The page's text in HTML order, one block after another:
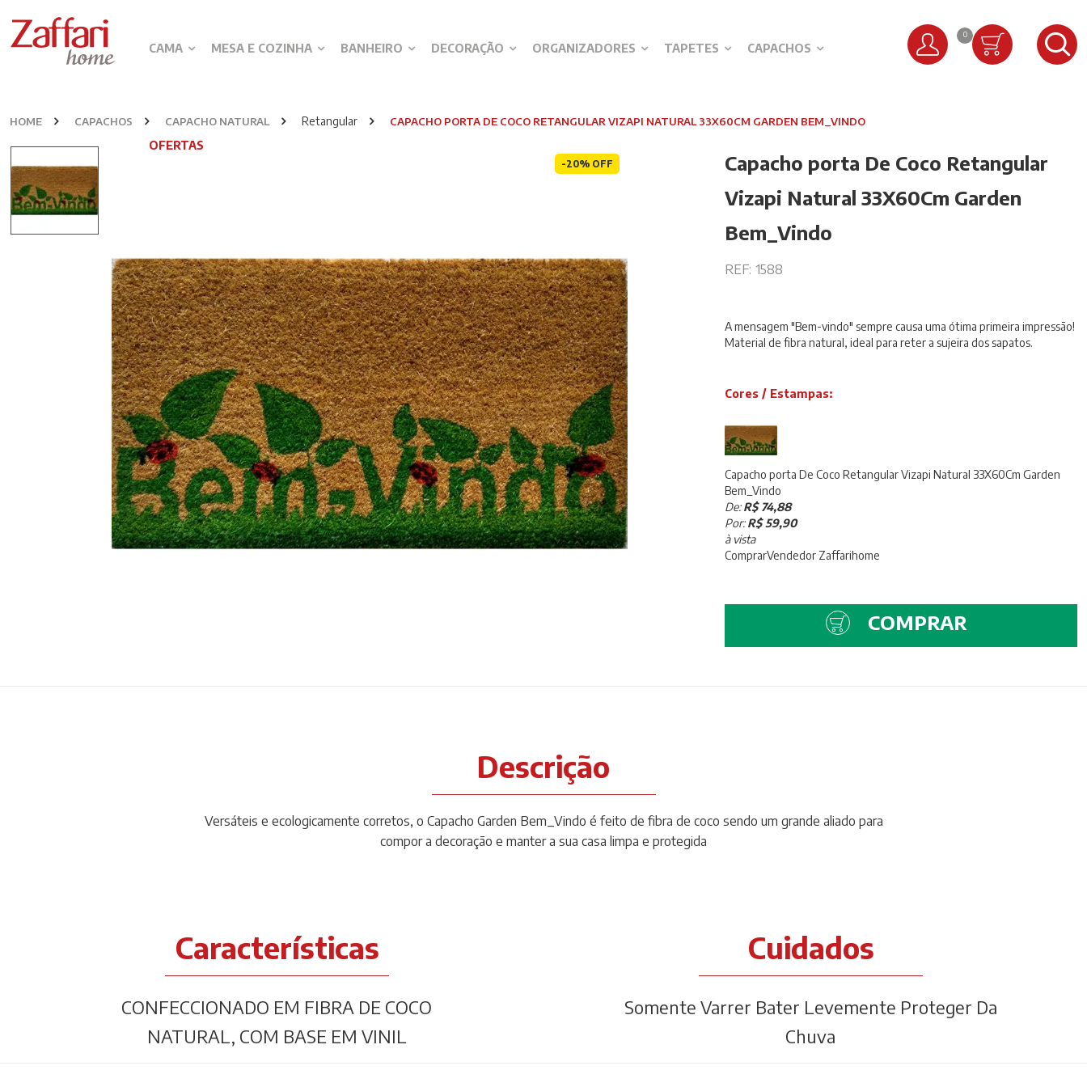
CAMA MESA E COZINHA BANHEIRO DECORAÇÃO ORGANIZADORES TAPETES CAPACHOS
OFERTAS
0
HOME CAPACHOS CAPACHO NATURAL Retangular CAPACHO PORTA DE COCO RETANGULAR VIZAPI NATURAL 33X60CM GARDEN BEM_VINDO
-20% OFF
Capacho porta De Coco Retangular
Vizapi Natural 33X60Cm Garden
Bem_Vindo
REF: 1588
A mensagem "Bem-vindo" sempre causa uma ótima primeira impressão!
Material de fibra natural, ideal para reter a sujeira dos sapatos.
Cores / Estampas:
Capacho porta De Coco Retangular Vizapi Natural 33X60Cm Garden
Bem_Vindo
De:R$ 74,88
Por:R$ 59,90
à vista
ComprarVendedor Zaffarihome
COMPRAR
Descrição
Versáteis e ecologicamente corretos, o Capacho Garden Bem_Vindo é feito de fibra de coco sendo um grande aliado para
compor a decoração e manter a sua casa limpa e protegida
Características
CONFECCIONADO EM FIBRA DE COCO
NATURAL, COM BASE EM VINIL
Cuidados
Somente Varrer Bater Levemente Proteger Da
Chuva